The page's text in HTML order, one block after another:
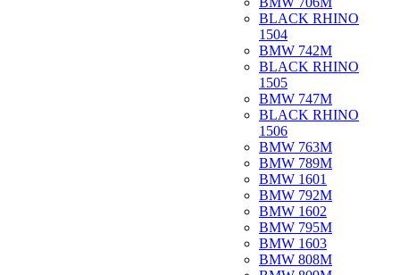
BLACK RHINO
1504
BMW 742M
BLACK RHINO
1505
BMW 747M
BLACK RHINO
1506
BMW 763M
BMW 789M
BMW 1601
BMW 792M
BMW 1602
BMW 795M
BMW 1603
BMW 808M